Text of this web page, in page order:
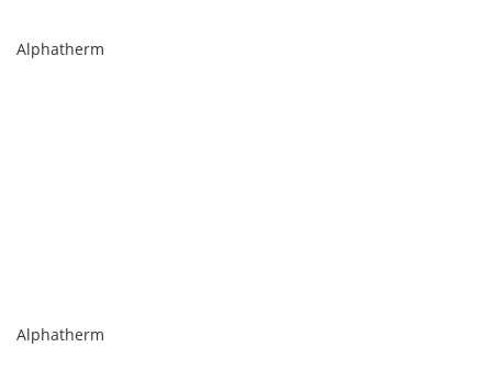
Alphatherm
Alphatherm